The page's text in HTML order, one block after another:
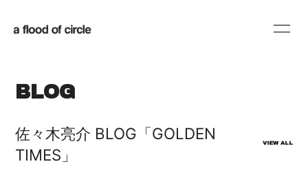
SCHEDULE
DISCOGRAPHY BLOG
MOVIE
BLOG
佐々木亮介 BLOG「GOLDEN
TIMES」
VIEW ALL